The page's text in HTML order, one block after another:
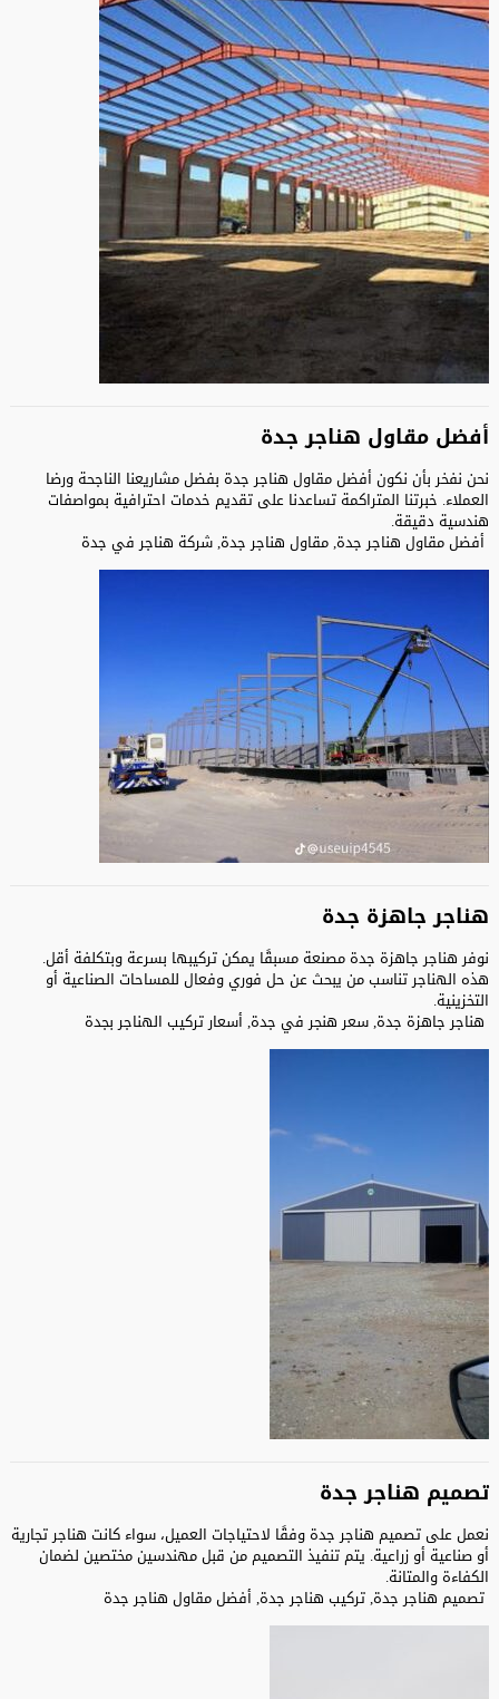
أفضل مقاول هناجر جدة
نحن نفخر بأن نكون أفضل مقاول هناجر جدة بفضل مشاريعنا الناجحة ورضا
العملاء. خبرتنا المتراكمة تساعدنا على تقديم خدمات احترافية بمواصفات
هندسية دقيقة.
أفضل مقاول هناجر جدة, مقاول هناجر جدة, شركة هناجر في جدة
هناجر جاهزة جدة
نوفر هناجر جاهزة جدة مصنعة مسبقًا يمكن تركيبها بسرعة وبتكلفة أقل.
هذه الهناجر تناسب من يبحث عن حل فوري وفعال للمساحات الصناعية أو
التخزينية.
هناجر جاهزة جدة, سعر هنجر في جدة, أسعار تركيب الهناجر بجدة
تصميم هناجر جدة
نعمل على تصميم هناجر جدة وفقًا لاحتياجات العميل، سواء كانت هناجر تجارية
أو صناعية أو زراعية. يتم تنفيذ التصميم من قبل مهندسين مختصين لضمان
الكفاءة والمتانة.
تصميم هناجر جدة, تركيب هناجر جدة, أفضل مقاول هناجر جدة